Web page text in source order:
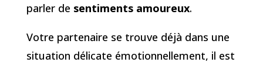
parler de sentiments amoureux.
Votre partenaire se trouve déjà dans une
situation délicate émotionnellement, il est